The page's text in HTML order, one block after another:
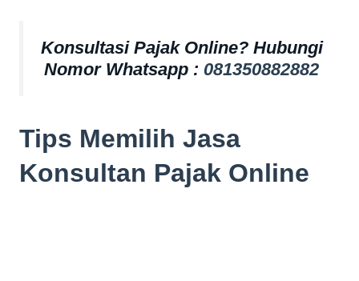
Konsultasi Pajak Online? Hubungi
Nomor Whatsapp : 081350882882
Tips Memilih Jasa
Konsultan Pajak Online